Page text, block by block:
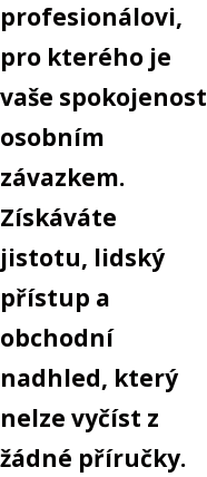
profesionálovi,
pro kterého je
vaše spokojenost
osobním
závazkem.
Získáváte
jistotu, lidský
přístup a
obchodní
nadhled, který
nelze vyčíst z
žádné příručky.